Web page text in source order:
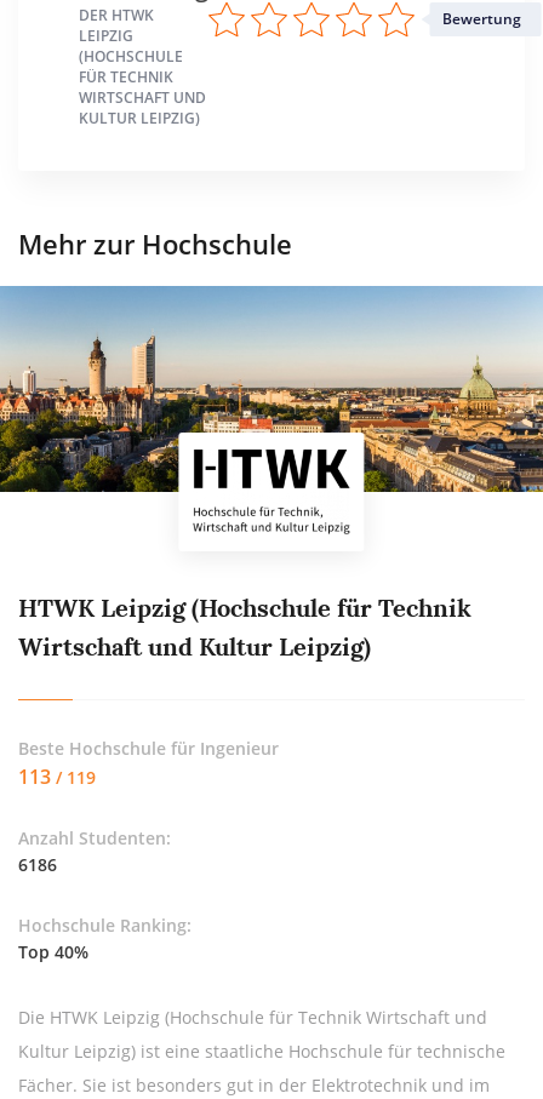
DER HTWK
LEIPZIG
(HOCHSCHULE
FÜR TECHNIK
WIRTSCHAFT UND
KULTUR LEIPZIG)
Bewertung
Mehr zur Hochschule
HTWK Leipzig (Hochschule für Technik
Wirtschaft und Kultur Leipzig)
Beste Hochschule für Ingenieur
113 / 119
Anzahl Studenten:
6186
Hochschule Ranking:
Top 40%
Die HTWK Leipzig (Hochschule für Technik Wirtschaft und
Kultur Leipzig) ist eine staatliche Hochschule für technische
Fächer. Sie ist besonders gut in der Elektrotechnik und im